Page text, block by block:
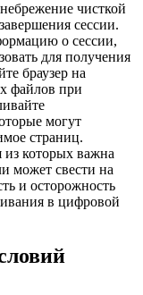
чисткой
сессии.
о сессии,
для получения
браузер на
файлов при
могут
страниц.
из которых важна
может свести на
и осторожность
в цифровой